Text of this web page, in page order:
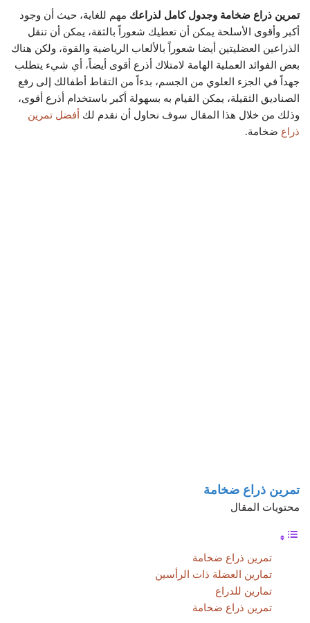
تمرين ذراع ضخامة وجدول كامل لذراعك مهم للغاية، حيث أن وجود
أكبر وأقوى الأسلحة يمكن أن تعطيك شعوراً بالثقة، يمكن أن تنقل
الذراعين العضليتين أيضا شعوراً بالألعاب الرياضية والقوة، ولكن هناك
بعض الفوائد العملية الهامة لامتلاك أذرع أقوى أيضاً، أي شيء يتطلب
جهداً في الجزء العلوي من الجسم، بدءاً من التقاط أطفالك إلى رفع
الصناديق الثقيلة، يمكن القيام به بسهولة أكبر باستخدام أذرع أقوى،
وذلك من خلال هذا المقال سوف نحاول أن نقدم لك أفضل تمرين
ذراع ضخامة.
تمرين ذراع ضخامة
محتويات المقال
تمرين ذراع ضخامة
تمارين العضلة ذات الرأسين
تمارين للدراع
تمرين ذراع ضخامة